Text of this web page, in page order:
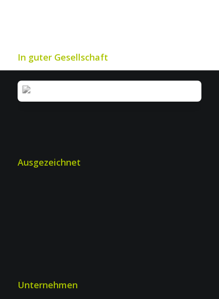
IWS: Mehr Effizienz bei Industrie- &
Werkschutz
In guter Gesellschaft
Ausgezeichnet
Unternehmen